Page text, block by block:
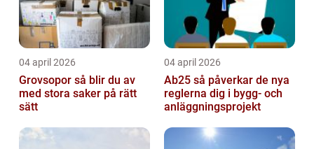
04 april 2026
Grovsopor så blir du av
med stora saker på rätt
sätt
04 april 2026
Ab25 så påverkar de nya
reglerna dig i bygg- och
anläggningsprojekt